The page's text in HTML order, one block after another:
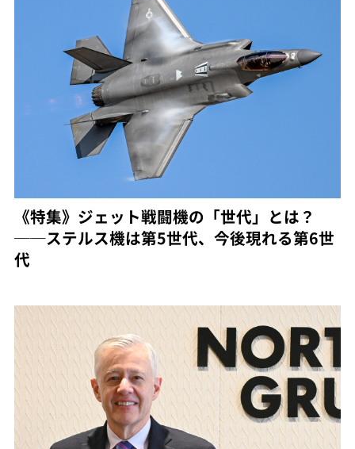
《特集》ジェット戦闘機の「世代」とは？
──ステルス機は第5世代、今後現れる第6世
代